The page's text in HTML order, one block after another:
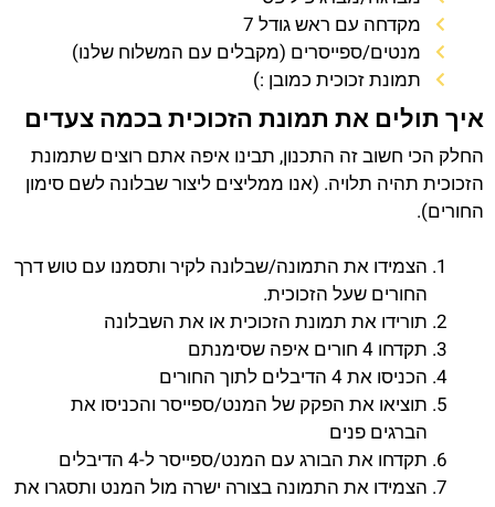
מקדחה עם ראש גודל 7
מנטים/ספייסרים (מקבלים עם המשלוח שלנו)
תמונת זכוכית כמובן :)
איך תולים את תמונת הזכוכית בכמה צעדים
החלק הכי חשוב זה התכנון, תבינו איפה אתם רוצים שתמונת
הזכוכית תהיה תלויה. (אנו ממליצים ליצור שבלונה לשם סימון
החורים).
הצמידו את התמונה/שבלונה לקיר ותסמנו עם טוש דרך
החורים שעל הזכוכית.
תורידו את תמונת הזכוכית או את השבלונה
תקדחו 4 חורים איפה שסימנתם
הכניסו את 4 הדיבלים לתוך החורים
תוציאו את הפקק של המנט/ספייסר והכניסו את
הברגים פנים
תקדחו את הבורג עם המנט/ספייסר ל-4 הדיבלים
הצמידו את התמונה בצורה ישרה מול המנט ותסגרו את